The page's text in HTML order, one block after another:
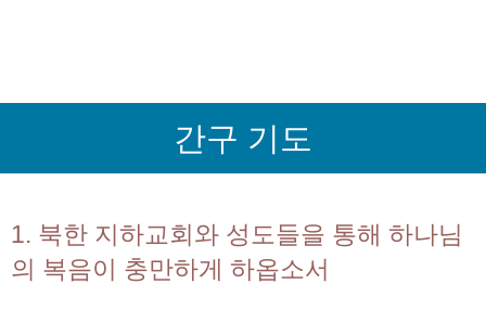
간구 기도
1. 북한 지하교회와 성도들을 통해 하나님
의 복음이 충만하게 하옵소서